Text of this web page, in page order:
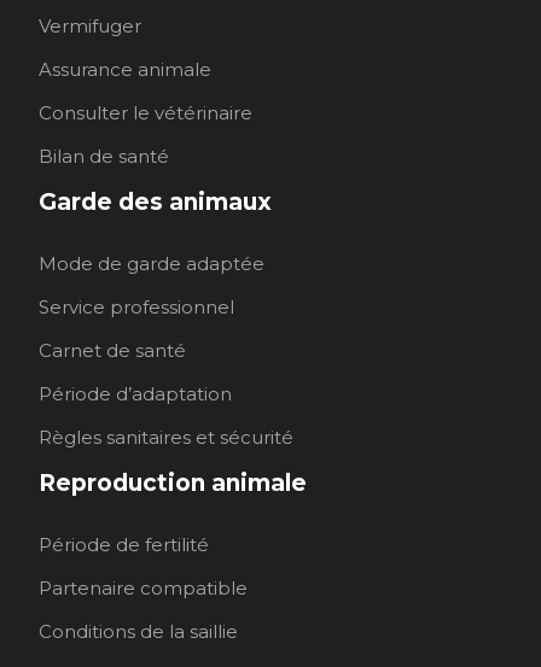
Vermifuger
Assurance animale
Consulter le vétérinaire
Bilan de santé
Garde des animaux
Mode de garde adaptée
Service professionnel
Carnet de santé
Période d’adaptation
Règles sanitaires et sécurité
Reproduction animale
Période de fertilité
Partenaire compatible
Conditions de la saillie